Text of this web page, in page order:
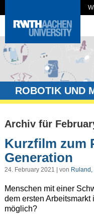
ROBOTIK UND
Archiv für
Kurzfilm zum
Generation
24. February 2021 | von
Menschen mit einer
dem ersten
möglich?